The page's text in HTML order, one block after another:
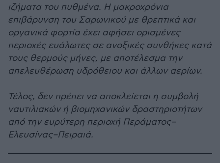
ιζήματα του πυθμένα. Η μακροχρόνια
επιβάρυνση του Σαρωνικού με θρεπτικά και
οργανικά φορτία έχει αφήσει ορισμένες
περιοχές ευάλωτες σε ανοξικές συνθήκες κατά
τους θερμούς μήνες, με αποτέλεσμα την
απελευθέρωση υδρόθειου και άλλων αερίων.
Τέλος, δεν πρέπει να αποκλείεται η συμβολή
ναυτιλιακών ή βιομηχανικών δραστηριοτήτων
από την ευρύτερη περιοχή Περάματος–
Ελευσίνας–Πειραιά.